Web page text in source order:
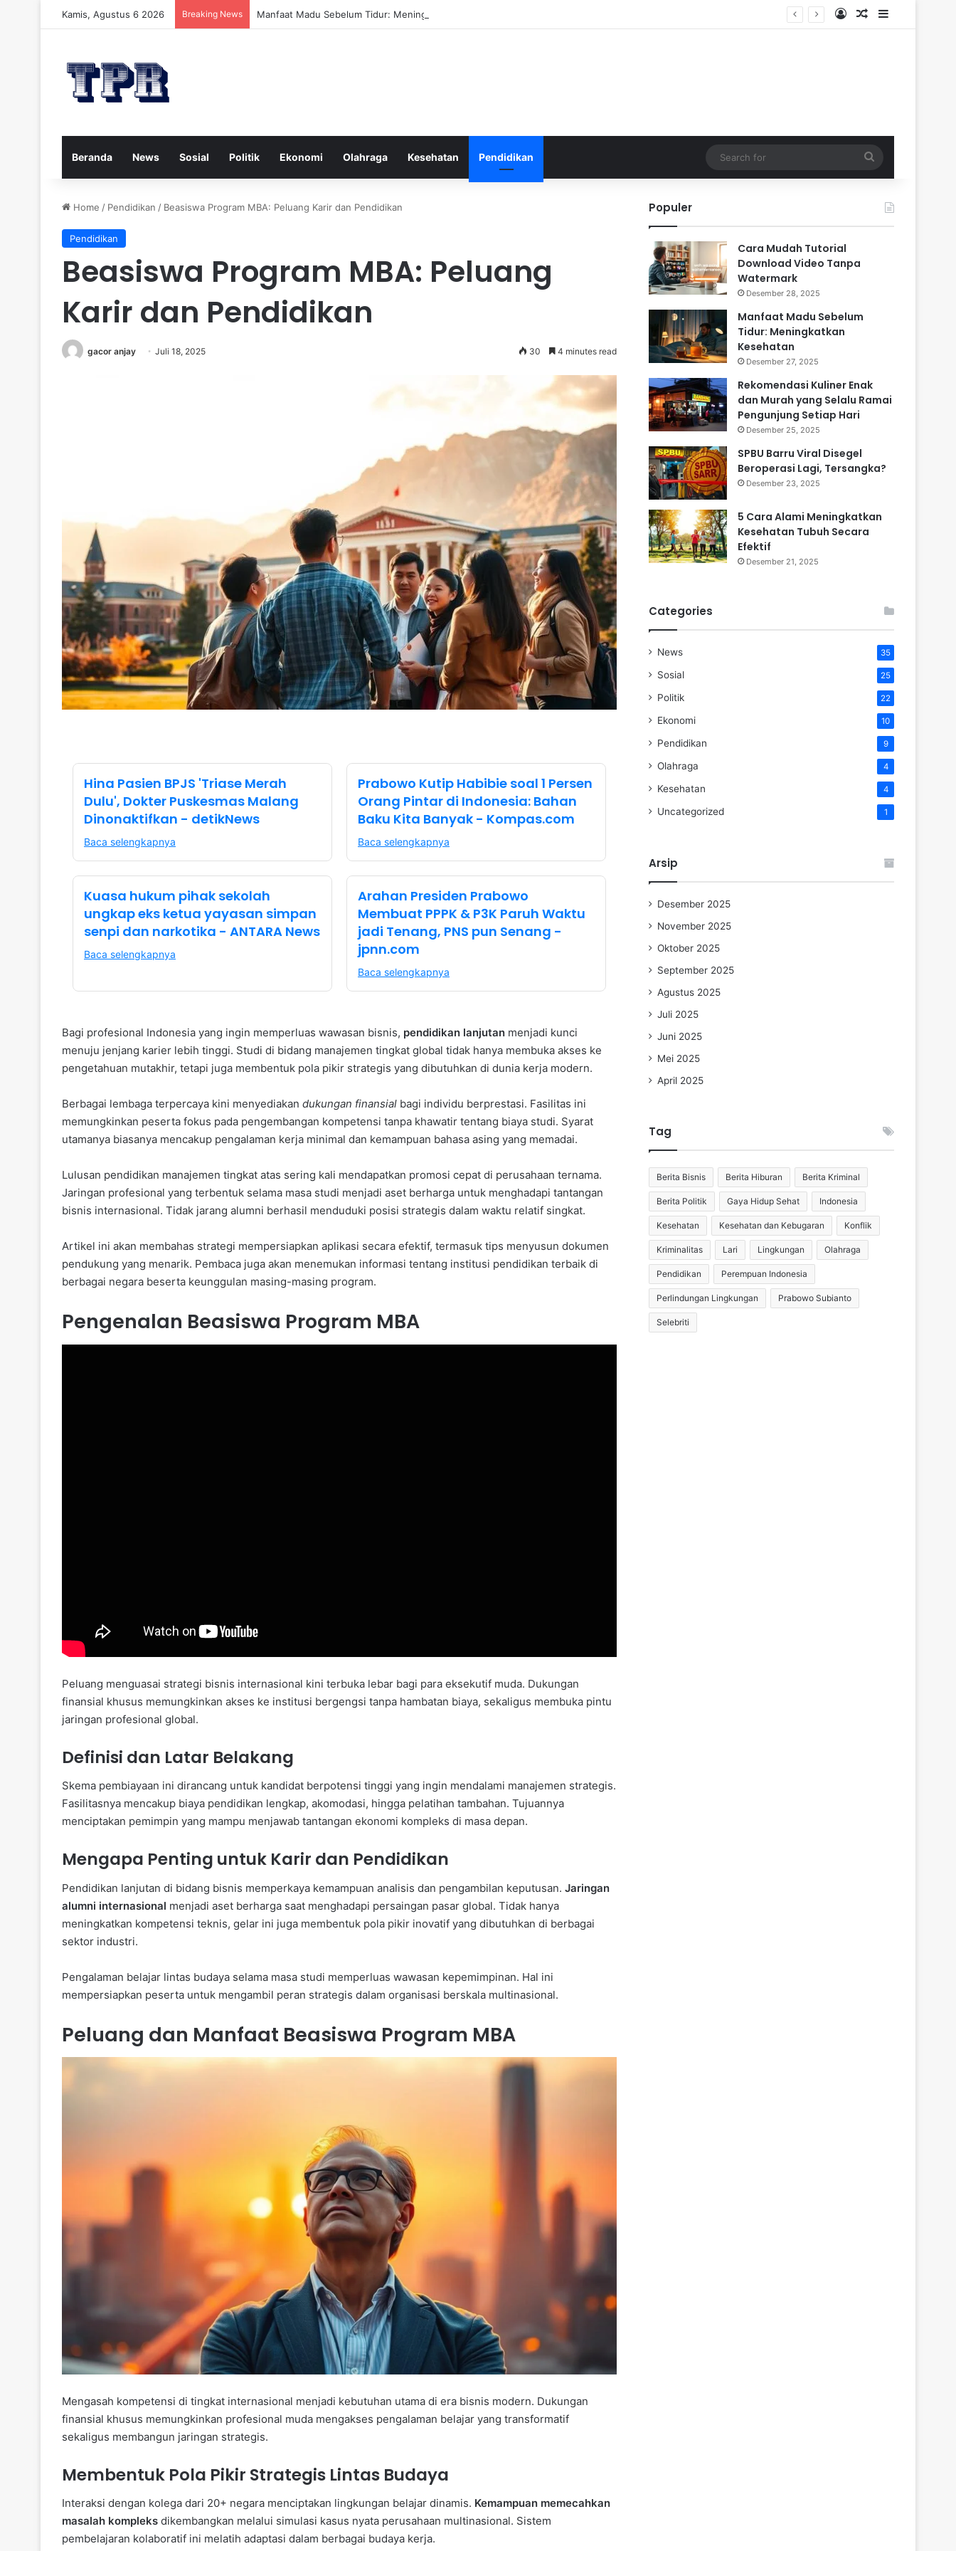
Kamis, Agustus 6 2026 Breaking News Manfaat Madu Sebelum Tidur: Meningkatkan Kesehatan Log InRandom Article
Sidebar
Beranda News Sosial Politik Ekonomi Olahraga Kesehatan Pendidikan
for
Home / Pendidikan / Beasiswa Program MBA: Peluang Karir dan Pendidikan
Pendidikan
Beasiswa Program MBA: Peluang
Karir dan Pendidikan
gacor anjay Juli 18, 2025 30 4 minutes read
Hina Pasien BPJS 'Triase Merah
Dulu', Dokter Puskesmas Malang
Dinonaktifkan - detikNews
Baca selengkapnya
Prabowo Kutip Habibie soal 1 Persen
Orang Pintar di Indonesia: Bahan
Baku Kita Banyak - Kompas.com
Baca selengkapnya
Kuasa hukum pihak sekolah
ungkap eks ketua yayasan simpan
senpi dan narkotika - ANTARA News
Baca selengkapnya
Arahan Presiden Prabowo
Membuat PPPK & P3K Paruh Waktu
jadi Tenang, PNS pun Senang -
jpnn.com
Baca selengkapnya
Bagi profesional Indonesia yang ingin memperluas wawasan bisnis, pendidikan lanjutan menjadi kunci
menuju jenjang karier lebih tinggi. Studi di bidang manajemen tingkat global tidak hanya membuka akses ke
pengetahuan mutakhir, tetapi juga membentuk pola pikir strategis yang dibutuhkan di dunia kerja modern.
Berbagai lembaga terpercaya kini menyediakan dukungan finansial bagi individu berprestasi. Fasilitas ini
memungkinkan peserta fokus pada pengembangan kompetensi tanpa khawatir tentang biaya studi. Syarat
utamanya biasanya mencakup pengalaman kerja minimal dan kemampuan bahasa asing yang memadai.
Lulusan pendidikan manajemen tingkat atas sering kali mendapatkan promosi cepat di perusahaan ternama.
Jaringan profesional yang terbentuk selama masa studi menjadi aset berharga untuk menghadapi tantangan
bisnis internasional. Tidak jarang alumni berhasil menduduki posisi strategis dalam waktu relatif singkat.
Artikel ini akan membahas strategi mempersiapkan aplikasi secara efektif, termasuk tips menyusun dokumen
pendukung yang menarik. Pembaca juga akan menemukan informasi tentang institusi pendidikan terbaik di
berbagai negara beserta keunggulan masing-masing program.
Pengenalan Beasiswa Program MBA
Peluang menguasai strategi bisnis internasional kini terbuka lebar bagi para eksekutif muda. Dukungan
finansial khusus memungkinkan akses ke institusi bergengsi tanpa hambatan biaya, sekaligus membuka pintu
jaringan profesional global.
Definisi dan Latar Belakang
Skema pembiayaan ini dirancang untuk kandidat berpotensi tinggi yang ingin mendalami manajemen strategis.
Fasilitasnya mencakup biaya pendidikan lengkap, akomodasi, hingga pelatihan tambahan. Tujuannya
menciptakan pemimpin yang mampu menjawab tantangan ekonomi kompleks di masa depan.
Mengapa Penting untuk Karir dan Pendidikan
Pendidikan lanjutan di bidang bisnis memperkaya kemampuan analisis dan pengambilan keputusan. Jaringan
alumni internasional menjadi aset berharga saat menghadapi persaingan pasar global. Tidak hanya
meningkatkan kompetensi teknis, gelar ini juga membentuk pola pikir inovatif yang dibutuhkan di berbagai
sektor industri.
Pengalaman belajar lintas budaya selama masa studi memperluas wawasan kepemimpinan. Hal ini
mempersiapkan peserta untuk mengambil peran strategis dalam organisasi berskala multinasional.
Peluang dan Manfaat Beasiswa Program MBA
Mengasah kompetensi di tingkat internasional menjadi kebutuhan utama di era bisnis modern. Dukungan
finansial khusus memungkinkan profesional muda mengakses pengalaman belajar yang transformatif
sekaligus membangun jaringan strategis.
Membentuk Pola Pikir Strategis Lintas Budaya
Interaksi dengan kolega dari 20+ negara menciptakan lingkungan belajar dinamis. Kemampuan memecahkan
masalah kompleks dikembangkan melalui simulasi kasus nyata perusahaan multinasional. Sistem
pembelajaran kolaboratif ini melatih adaptasi dalam berbagai budaya kerja.
Populer
Cara Mudah Tutorial
Download Video Tanpa
Watermark
Desember 28, 2025
Manfaat Madu Sebelum
Tidur: Meningkatkan
Kesehatan
Desember 27, 2025
Rekomendasi Kuliner Enak
dan Murah yang Selalu Ramai
Pengunjung Setiap Hari
Desember 25, 2025
SPBU Barru Viral Disegel
Beroperasi Lagi, Tersangka?
Desember 23, 2025
5 Cara Alami Meningkatkan
Kesehatan Tubuh Secara
Efektif
Desember 21, 2025
Categories
News 35
Sosial 25
Politik 22
Ekonomi 10
Pendidikan 9
Olahraga 4
Kesehatan 4
Uncategorized 1
Arsip
Desember 2025
November 2025
Oktober 2025
September 2025
Agustus 2025
Juli 2025
Juni 2025
Mei 2025
April 2025
Tag
Berita Bisnis Berita Hiburan Berita Kriminal
Berita Politik Gaya Hidup Sehat Indonesia
Kesehatan Kesehatan dan Kebugaran Konflik
Kriminalitas Lari Lingkungan Olahraga
Pendidikan Perempuan Indonesia
Perlindungan Lingkungan Prabowo Subianto
Selebriti